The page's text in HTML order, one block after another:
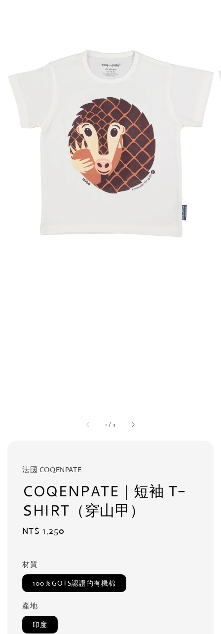
1 /4
法國 COQENPATE
COQENPATE｜短袖 T-
SHIRT（穿山甲）
Regular
NT$ 1,250
材質
100％GOTS認證的有機棉
產地
印度